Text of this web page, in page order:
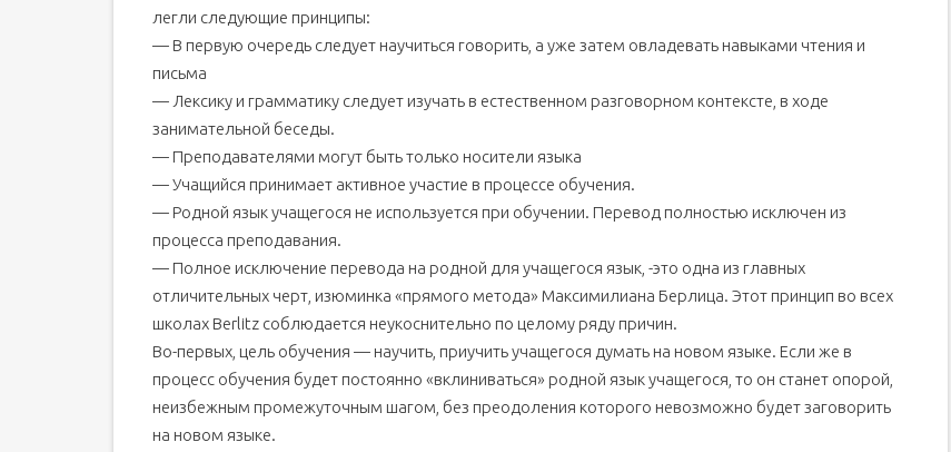
легли следующие принципы:
— В первую очередь следует научиться говорить, а уже затем овладевать навыками чтения и
письма
— Лексику и грамматику следует изучать в естественном разговорном контексте, в ходе
занимательной беседы.
— Преподавателями могут быть только носители языка
— Учащийся принимает активное участие в процессе обучения.
— Родной язык учащегося не используется при обучении. Перевод полностью исключен из
процесса преподавания.
— Полное исключение перевода на родной для учащегося язык, -это одна из главных
отличительных черт, изюминка «прямого метода» Максимилиана Берлица. Этот принцип во всех
школах Berlitz соблюдается неукоснительно по целому ряду причин.
Во-первых, цель обучения — научить, приучить учащегося думать на новом языке. Если же в
процесс обучения будет постоянно «вклиниваться» родной язык учащегося, то он станет опорой,
неизбежным промежуточным шагом, без преодоления которого невозможно будет заговорить
на новом языке.